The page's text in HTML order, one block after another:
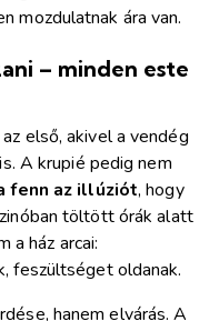
mozdulatnak ára van.
– minden este
első, akivel a vendég
A krupié pedig nem
fenn az illúziót, hogy
töltött órák alatt
a ház arcai:
feszültséget oldanak.
hanem elvárás. A